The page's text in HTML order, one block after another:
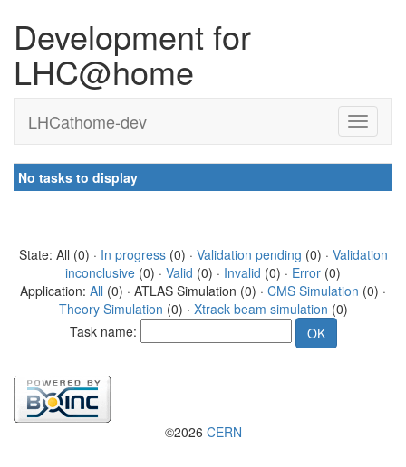
Development for
LHC@home
LHCathome-dev
No tasks to display
State: All (0) · In progress(0) · Validation pending (0) · Validation
inconclusive (0) · Valid (0) · Invalid (0) · Error (0)
Application: All (0) · ATLAS Simulation (0) · CMS Simulation (0) ·
Theory Simulation (0) · Xtrack beam simulation (0)
Task name:
©2026 CERN